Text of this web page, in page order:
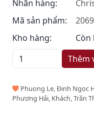
Nhãn hàng:
Mã sản phẩm:
2069
Kho hàng:
Còn
Thêm
Phuong Le, Đinh Ngọc
Phương Hải, Khách, Trần